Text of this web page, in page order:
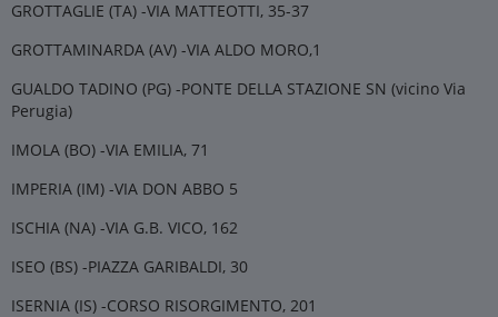
GROTTAGLIE (TA) -VIA MATTEOTTI, 35-37
GROTTAMINARDA (AV) -VIA ALDO MORO,1
GUALDO TADINO (PG) -PONTE DELLA STAZIONE SN (vicino Via
Perugia)
IMOLA (BO) -VIA EMILIA, 71
IMPERIA (IM) -VIA DON ABBO 5
ISCHIA (NA) -VIA G.B. VICO, 162
ISEO (BS) -PIAZZA GARIBALDI, 30
ISERNIA (IS) -CORSO RISORGIMENTO, 201